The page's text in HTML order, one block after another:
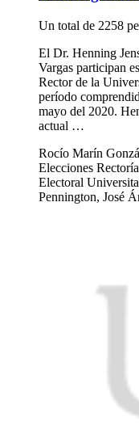
Un total de 2258
El Dr. Henning
Vargas participan
Rector de la
período
mayo del 2020.
actual …
Rocío Marín
Elecciones
Electoral
Pennington, José